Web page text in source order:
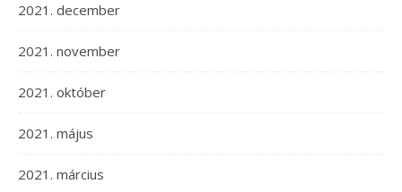
2021. december
2021. november
2021. október
2021. május
2021. március